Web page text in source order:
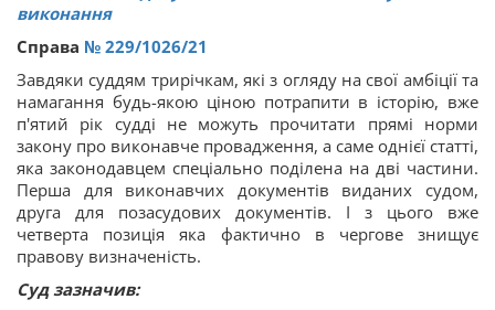
виконання
Справа № 229/1026/21
Завдяки суддям трирічкам, які з огляду на свої амбіції та
намагання будь-якою ціною потрапити в історію, вже
п'ятий рік судді не можуть прочитати прямі норми
закону про виконавче провадження, а саме однієї статті,
яка законодавцем спеціально поділена на дві частини.
Перша для виконавчих документів виданих судом,
друга для позасудових документів. І з цього вже
четверта позиція яка фактично в чергове знищує
правову визначеність.
Суд зазначив: